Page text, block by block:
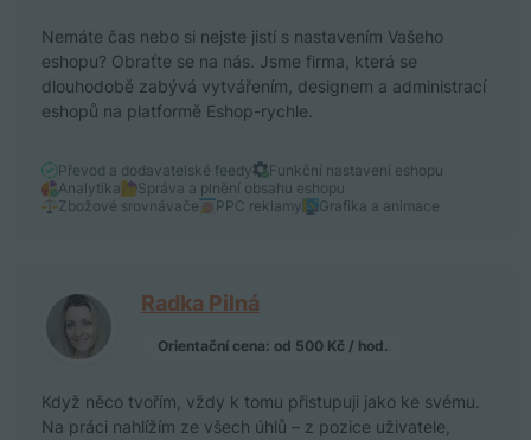
Nemáte čas nebo si nejste jistí s nastavením Vašeho
eshopu? Obraťte se na nás. Jsme firma, která se
dlouhodobě zabývá vytvářením, designem a administrací
eshopů na platformě Eshop-rychle.
Převod a dodavatelské feedy
Funkční nastavení eshopu
Analytika
Správa a plnění obsahu eshopu
Zbožové srovnávače
PPC reklamy Grafika a animace
Radka Pilná
Orientační cena: od 500 Kč / hod.
Když něco tvořím, vždy k tomu přistupuji jako ke svému.
Na práci nahlížím ze všech úhlů – z pozice uživatele,